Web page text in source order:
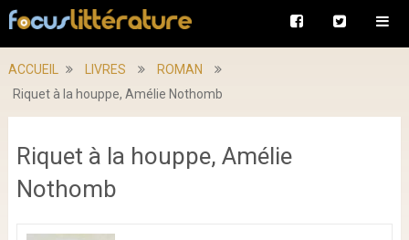
ACCUEIL LIVRES
ROMAN
Riquet à la houppe, Amélie Nothomb
Riquet à la houppe, Amélie
Nothomb